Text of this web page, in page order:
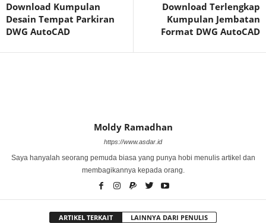
Download Kumpulan
Desain Tempat Parkiran
DWG AutoCAD
Download Terlengkap
Kumpulan Jembatan
Format DWG AutoCAD
Moldy Ramadhan
https://www.asdar.id
Saya hanyalah seorang pemuda biasa yang punya hobi menulis artikel dan
membagikannya kepada orang.
ARTIKEL TERKAIT LAINNYA DARI PENULIS